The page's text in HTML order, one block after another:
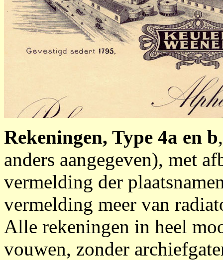
Rekeningen, Type 4a en b
anders aangegeven), met
vermelding der
vermelding meer van
Alle rekeningen in heel
vouwen, zonder